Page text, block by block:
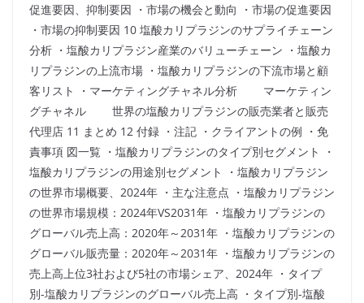
促進要因、抑制要因 ・市場の機会と動向 ・市場の促進要因
・市場の抑制要因 10 塩酸カリプラジンのサプライチェーン
分析 ・塩酸カリプラジン産業のバリューチェーン ・塩酸カ
リプラジンの上流市場 ・塩酸カリプラジンの下流市場と顧
客リスト ・マーケティングチャネル分析 マーケティン
グチャネル 世界の塩酸カリプラジンの販売業者と販売
代理店 11 まとめ 12 付録 ・注記 ・クライアントの例 ・免
責事項 図一覧 ・塩酸カリプラジンのタイプ別セグメント ・
塩酸カリプラジンの用途別セグメント ・塩酸カリプラジン
の世界市場概要、2024年 ・主な注意点 ・塩酸カリプラジン
の世界市場規模：2024年VS2031年 ・塩酸カリプラジンの
グローバル売上高：2020年～2031年 ・塩酸カリプラジンの
グローバル販売量：2020年～2031年 ・塩酸カリプラジンの
売上高上位3社および5社の市場シェア、2024年 ・タイプ
別-塩酸カリプラジンのグローバル売上高 ・タイプ別-塩酸